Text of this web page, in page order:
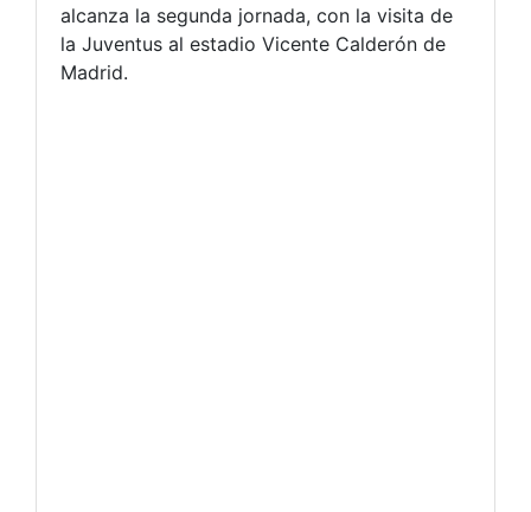
alcanza la segunda jornada, con la visita de
la Juventus al estadio Vicente Calderón de
Madrid.